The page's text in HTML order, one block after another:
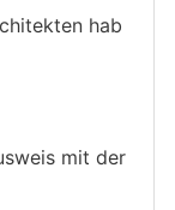
hab
mit der